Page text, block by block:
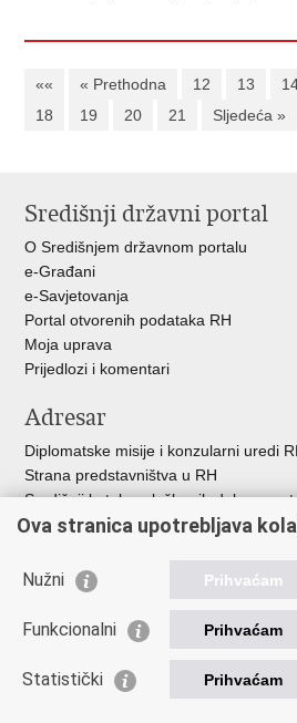
«« « Prethodna 12 13
18
19 20 21 Sljedeća »
Središnji državni portal
O Središnjem državnom portalu
e-Građani
e-Savjetovanja
Portal otvorenih podataka RH
Moja uprava
Prijedlozi i komentari
Adresar
Diplomatske misije i konzularni uredi
Strana predstavništva u RH
Središnji katalog službenih
Adresar tijela javne vlasti
Besplatni telefoni javne uprave
Korisne poveznice
Hrvatska gospodarska komora
Ova stranica upotrebljava
Nužni Prihvaćam
Funkcionalni Prihvaćam
Statistički Prihvaćam